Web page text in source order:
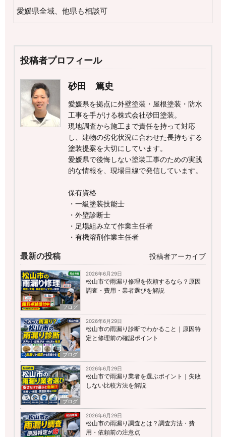
愛媛県全域、他県も相談可
投稿者プロフィール
砂田 篤史
愛媛県を拠点に外壁塗装・屋根塗装・防水
工事を手がける株式会社砂田塗装。
現地調査から施工まで責任を持って対応
し、建物の劣化状況に合わせた長持ちする
塗装提案を大切にしています。
愛媛県で後悔しない塗装工事のための実践
的な情報を、現場目線で発信しています。
保有資格
・一級塗装技能士
・外壁診断士
・足場組み立て作業主任者
・有機溶剤作業主任者
最新の投稿 投稿者アーカイブ
ブログ
2026年6月29日
松山市で雨漏り修理を依頼するなら？原因
調査・費用・業者選びを解説
ブログ
2026年6月29日
松山市の雨漏り診断でわかること｜原因特
定と修理前の確認ポイント
ブログ
2026年6月29日
松山市で雨漏り業者を選ぶポイント｜失敗
しない比較方法を解説
2026年6月29日
松山市の雨漏り調査とは？調査方法・費
用・依頼前の注意点